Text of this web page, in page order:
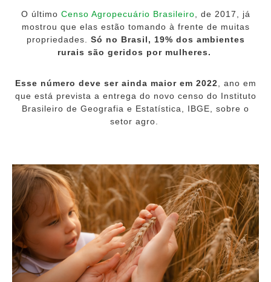
O último Censo Agropecuário Brasileiro , de 2017, já
mostrou que elas estão tomando à frente de muitas
propriedades. Só no Brasil, 19% dos ambientes
rurais são geridos por mulheres.
Esse número deve ser ainda maior em 2022 , ano em
que está prevista a entrega do novo censo do Instituto
Brasileiro de Geografia e Estatística, IBGE, sobre o
setor agro.